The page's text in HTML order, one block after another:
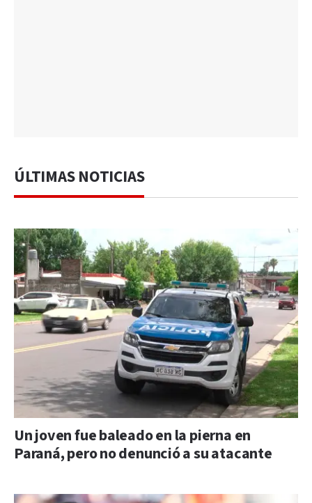
ÚLTIMAS NOTICIAS
Un joven fue baleado en la pierna en
Paraná, pero no denunció a su atacante